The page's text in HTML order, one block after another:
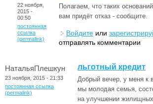
22 ноября,
2015 -
00:50
постоянная
ссылка
(permalink)
Полагаем, что таких
вам придёт отказ - сообщите.
Войдите или
отправлять комментарии
НатальяПлешкун
23 ноября, 2015 - 21:33
постоянная ссылка
(permalink)
льготный кредит
Добрый вечер, у меня к
мы молодая семья,
на улучшении